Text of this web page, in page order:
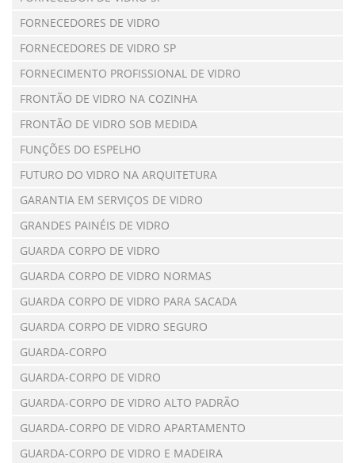
FORNECEDORES DE VIDRO
FORNECEDORES DE VIDRO SP
FORNECIMENTO PROFISSIONAL DE VIDRO
FRONTÃO DE VIDRO NA COZINHA
FRONTÃO DE VIDRO SOB MEDIDA
FUNÇÕES DO ESPELHO
FUTURO DO VIDRO NA ARQUITETURA
GARANTIA EM SERVIÇOS DE VIDRO
GRANDES PAINÉIS DE VIDRO
GUARDA CORPO DE VIDRO
GUARDA CORPO DE VIDRO NORMAS
GUARDA CORPO DE VIDRO PARA SACADA
GUARDA CORPO DE VIDRO SEGURO
GUARDA-CORPO
GUARDA-CORPO DE VIDRO
GUARDA-CORPO DE VIDRO ALTO PADRÃO
GUARDA-CORPO DE VIDRO APARTAMENTO
GUARDA-CORPO DE VIDRO E MADEIRA